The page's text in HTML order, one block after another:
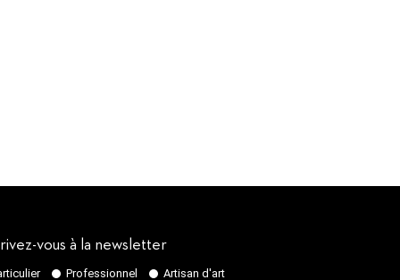
vous à la newsletter